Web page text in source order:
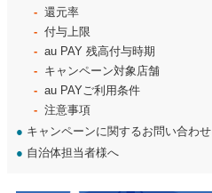
還元率
付与上限
au PAY 残高付与時期
キャンペーン対象店舗
au PAYご利用条件
注意事項
● キャンペーンに関するお問い合わせ
● 自治体担当者様へ